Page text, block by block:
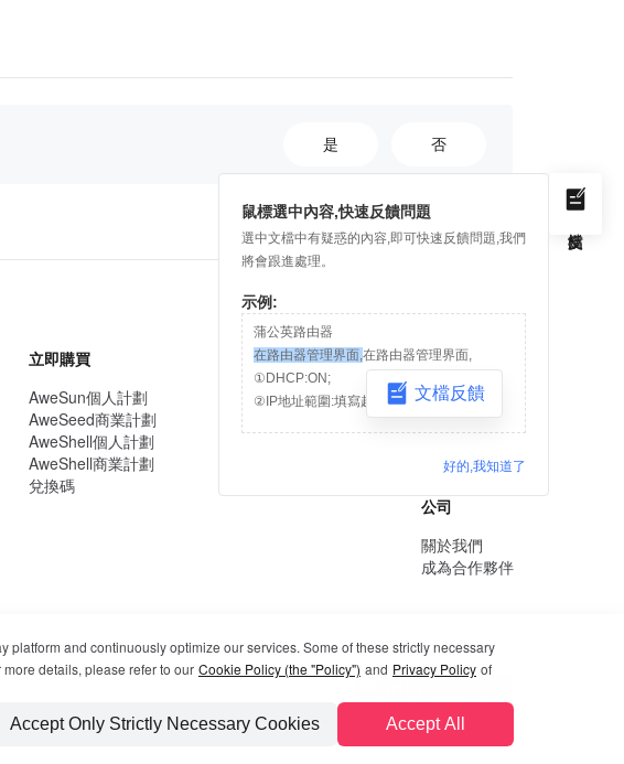
是 否
鼠標選中內容,快速反饋問題
選中文檔中有疑惑的內容,即可快速反饋問題,我們
將會跟進處理。
示例:
蒲公英路由器
在路由器管理界面,在路由器管理界面,
①DHCP:ON;
②IP地址範圍:填寫起始和結束地址段;
文檔反饋
好的,我知道了
立即購買
AweSun個人計劃
AweSeed商業計劃
AweShell個人計劃
AweShell商業計劃
兌換碼
支持
聯絡客服
資源
公司
關於我們
成為合作夥伴
and continuously optimize our services. Some of these strictly necessary
details, please refer to our Cookie Policy (the "Policy") and Privacy Policy of
Accept Only Strictly Necessary Cookies
Accept All